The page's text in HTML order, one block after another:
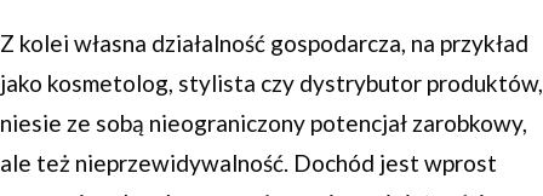
Z kolei własna działalność gospodarcza, na przykład
jako kosmetolog, stylista czy dystrybutor produktów,
niesie ze sobą nieograniczony potencjał zarobkowy,
ale też nieprzewidywalność. Dochód jest wprost